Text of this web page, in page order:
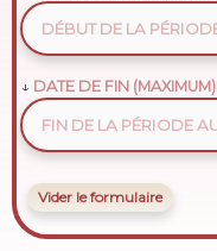
DATE DE FIN (MAXIMUM)
Vider le formulaire